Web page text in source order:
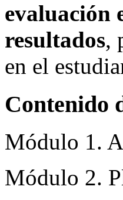
evaluación
resultados,
en el
Contenido
Módulo 1.
Módulo 2.